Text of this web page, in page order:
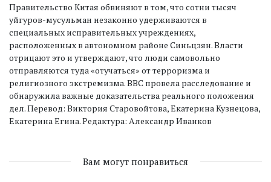
Правительство Китая обвиняют в том, что сотни тысяч
уйгуров-мусульман незаконно удерживаются в
специальных исправительных учреждениях,
расположенных в автономном районе Синьцзян. Власти
отрицают это и утверждают, что люди самовольно
отправляются туда «отучаться» от терроризма и
религиозного экстремизма. BBC провела расследование и
обнаружила важные доказательства реального положения
дел. Перевод: Виктория Старовойтова, Екатерина Кузнецова,
Екатерина Егина. Редактура: Александр Иванков
Вам могут понравиться